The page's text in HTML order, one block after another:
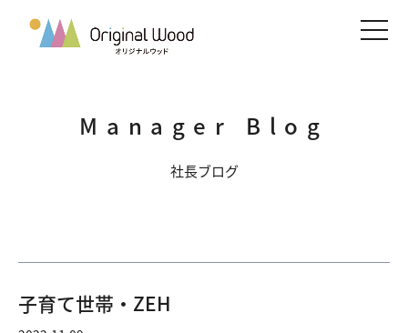
メニ
Manager Blog
社長ブログ
子育て世帯・ZEH